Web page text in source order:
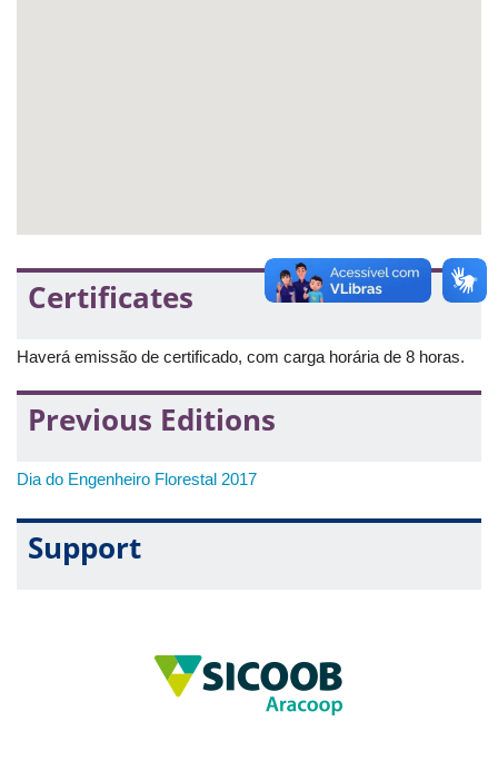
Certificates
Haverá emissão de certificado, com carga horária de 8 horas.
Previous Editions
Dia do Engenheiro Florestal 2017
Support